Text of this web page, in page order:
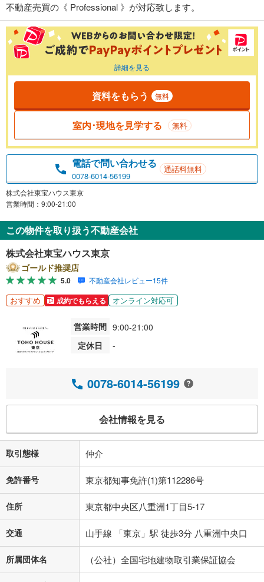
不動産売買の《 Professional 》が対応致します。
詳細を見る
資料をもらう 無料
室内･現地を見学する 無料
電話で問い合わせる
0078-6014-56199
通話料無料
株式会社東宝ハウス東京
営業時間：9:00-21:00
この物件を取り扱う不動産会社
株式会社東宝ハウス東京
ゴールド推奨店
5.0 不動産会社レビュー15件
おすすめ 成約でもらえる オンライン対応可
営業時間 9:00-21:00
定休日
-
0078-6014-56199
会社情報を見る
取引態様 仲介
免許番号 東京都知事免許(1)第112286号
住所 東京都中央区八重洲1丁目5-17
交通 山手線 「東京」駅 徒歩3分 八重洲中央口
所属団体名 （公社）全国宅地建物取引業保証協会